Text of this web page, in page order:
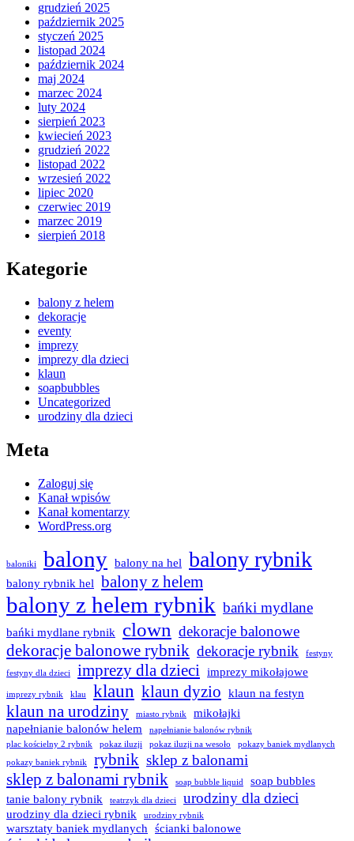
grudzień 2025
październik 2025
styczeń 2025
listopad 2024
październik 2024
maj 2024
marzec 2024
luty 2024
sierpień 2023
kwiecień 2023
grudzień 2022
listopad 2022
wrzesień 2022
lipiec 2020
czerwiec 2019
marzec 2019
sierpień 2018
Kategorie
balony z helem
dekoracje
eventy
imprezy
imprezy dla dzieci
klaun
soapbubbles
Uncategorized
urodziny dla dzieci
Meta
Zaloguj się
Kanał wpisów
Kanał komentarzy
WordPress.org
baloniki balony balony na hel balony rybnik
balony rybnik hel balony z helem
balony z helem rybnik bańki mydlane
bańki mydlane rybnik clown dekoracje balonowe
dekoracje balonowe rybnik dekoracje rybnik festyny
festyny dla dzieci imprezy dla dzieci imprezy mikołajowe
imprezy rybnik klau klaun klaun dyzio klaun na festyn
klaun na urodziny miasto rybnik
mikołajki
napełnianie balonów helem
napełnianie balonów rybnik
plac kościelny 2 rybnik
pokaz iluzji pokaz iluzji na wesoło pokazy baniek mydlanych
pokazy baniek rybnik rybnik sklep z balonami
sklep z balonami rybnik soap bubble liquid
soap bubbles
tanie balony rybnik
teatrzyk dla dzieci urodziny dla dzieci
urodziny dla dzieci rybnik urodziny rybnik
warsztaty baniek mydlanych ścianki balonowe